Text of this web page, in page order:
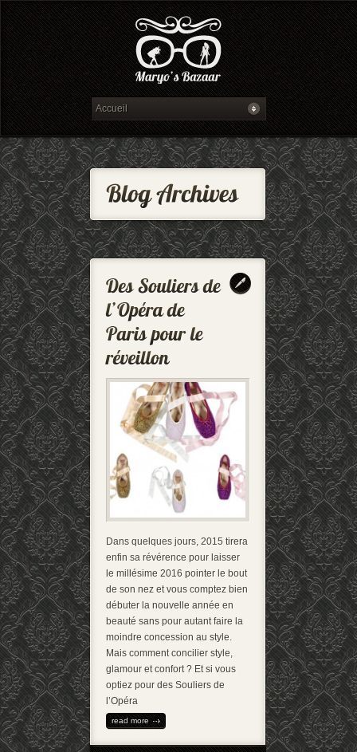
Dans quelques jours, 2015 tirera
enfin sa révérence pour laisser
le millésime 2016 pointer le bout
de son nez et vous comptez bien
débuter la nouvelle année en
beauté sans pour autant faire la
moindre concession au style.
Mais comment concilier style,
glamour et confort ? Et si vous
optiez pour des Souliers de
l’Opéra
read more